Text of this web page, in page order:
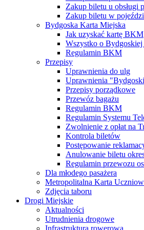
Zakup biletu u obsługi
Zakup biletu w
Bydgoska Karta Miejska
Jak uzyskać kartę BKM
Wszystko o
Regulamin BKM
Przepisy
Uprawnienia do ulg
Uprawnienia
Przepisy porządkowe
Przewóz bagażu
Regulamin BKM
Regulamin Systemu
Zwolnienie z opłat na
Kontrola biletów
Postępowanie
Anulowanie biletu
Regulamin przewozu
Dla młodego pasażera
Metropolitalna Karta
Zdjęcia taboru
Drogi Miejskie
Aktualności
Utrudnienia drogowe
Infrastruktura rowerowa